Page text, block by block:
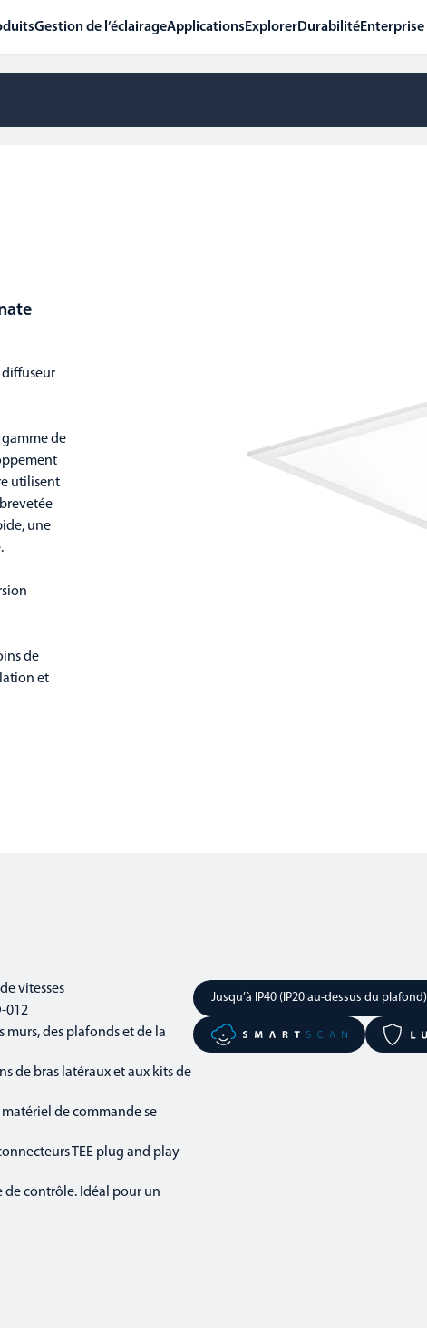
Gestion de l’éclairageApplications ExplorerDurabilitéEnterprise
diffuseur
de
utilisent
une
de
et
vitesses
012
des plafonds et de la
de bras latéraux et aux kits de
de commande se
TEE plug and play
de contrôle. Idéal pour un
Jusqu’à IP40 (IP20 au-dessus du plafond)